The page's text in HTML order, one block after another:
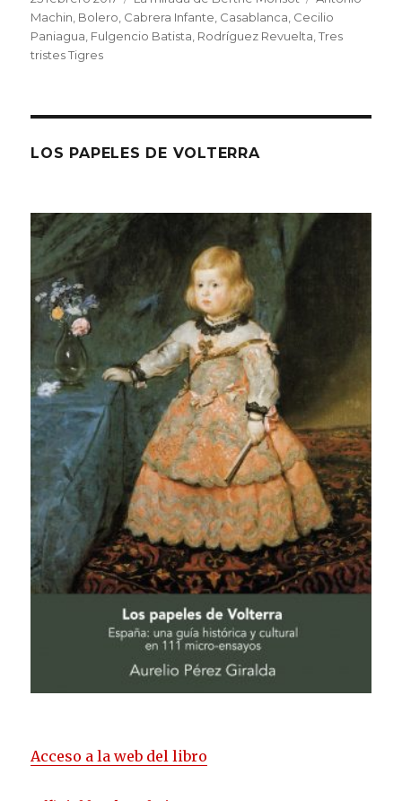
el
Machin Bolero Cabrera Infante Casablanca Cecilio
Paniagua Fulgencio Batista Rodríguez Revuelta ,Tres
tristes Tigres
LOS PAPELES DE VOLTERRA
Acceso a la web del libro